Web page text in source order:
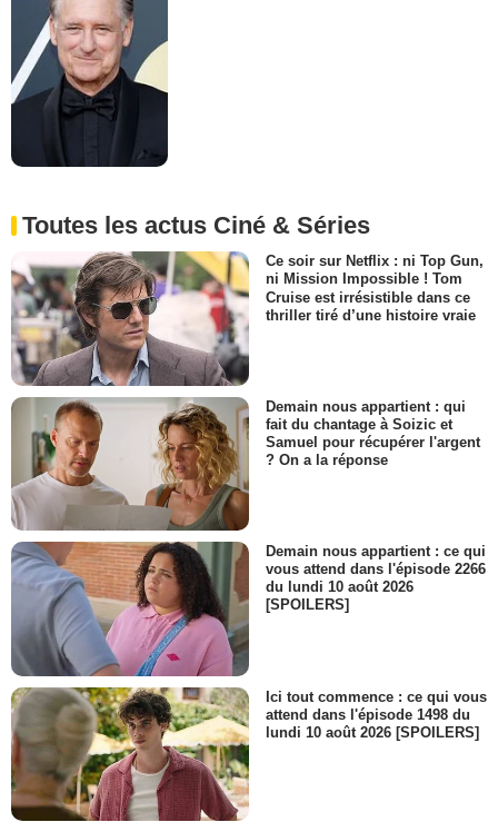
Toutes les actus Ciné & Séries
Ce soir sur Netflix : ni Top Gun,
ni Mission Impossible ! Tom
Cruise est irrésistible dans ce
thriller tiré d’une histoire vraie
Demain nous appartient : qui
fait du chantage à Soizic et
Samuel pour récupérer l'argent
? On a la réponse
Demain nous appartient : ce qui
vous attend dans l'épisode 2266
du lundi 10 août 2026
[SPOILERS]
Ici tout commence : ce qui vous
attend dans l'épisode 1498 du
lundi 10 août 2026 [SPOILERS]